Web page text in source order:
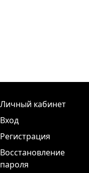
Личный кабинет
Вход
Регистрация
Восстановление
пароля